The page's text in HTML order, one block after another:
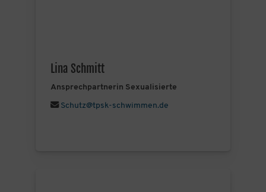
Lina Schmitt
Ansprechpartnerin Sexualisierte
Schutz@tpsk-schwimmen.de